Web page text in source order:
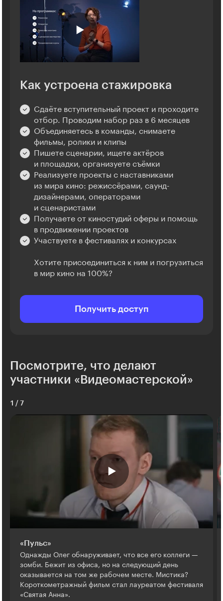
Как устроена стажировка
Сдаёте вступительный проект и проходите
отбор. Проводим набор раз в 6 месяцев
Объединяетесь в команды, снимаете
фильмы, ролики и клипы
Пишете сценарии, ищете актёров
и площадки, организуете съёмки
Реализуете проекты с наставниками
из мира кино: режиссёрами, саунд-
дизайнерами, операторами
и сценаристами
Получаете от киностудий оферы и помощь
в продвижении проектов
Участвуете в фестивалях и конкурсах
Хотите присоединиться к ним и погрузиться
в мир кино на 100%?
Получить доступ
Посмотрите, что делают
участники «Видеомастерской»
1 / 7
«Пульс»
Однажды Олег обнаруживает, что все его коллеги —
зомби. Бежит из офиса, но на следующий день
оказывается на том же рабочем месте. Мистика?
Короткометражный фильм стал лауреатом фестиваля
«Святая Анна».